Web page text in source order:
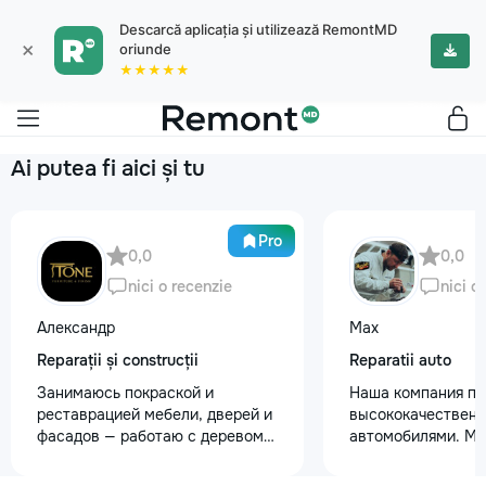
×
Descarcă aplicația și utilizează RemontMD
oriunde
★★★★★
Ai putea fi aici și tu
Pro
0,0
nici o recenzie
Александр
Reparații și construcții
Занимаюсь покраской и
реставрацией мебели, дверей и
фасадов — работаю с деревом
0,0
nici o
Max
Reparatii auto
Наша компания
автомобилями.